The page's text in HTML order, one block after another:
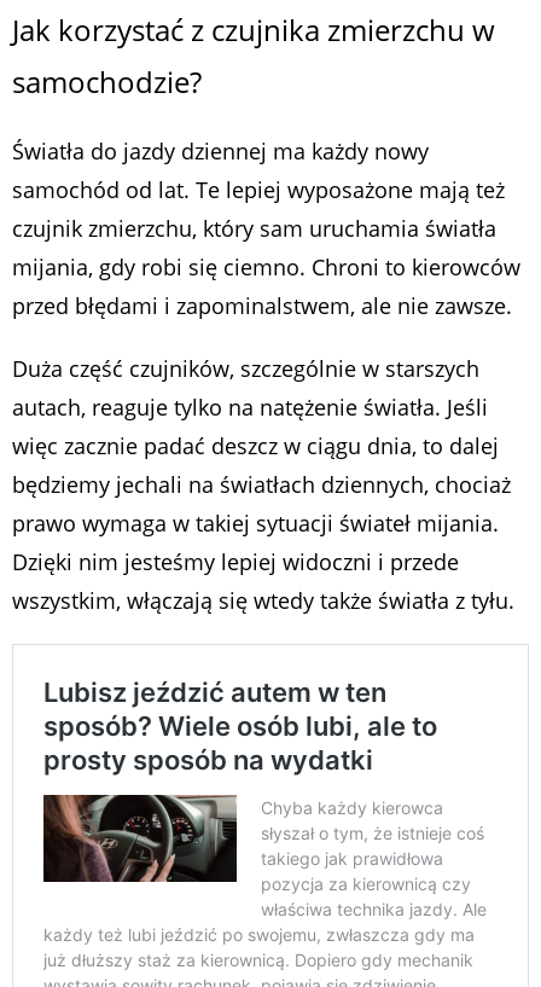
Jak korzystać z czujnika zmierzchu w
samochodzie?
Światła do jazdy dziennej ma każdy nowy
samochód od lat. Te lepiej wyposażone mają też
czujnik zmierzchu, który sam uruchamia światła
mijania, gdy robi się ciemno. Chroni to kierowców
przed błędami i zapominalstwem, ale nie zawsze.
Duża część czujników, szczególnie w starszych
autach, reaguje tylko na natężenie światła. Jeśli
więc zacznie padać deszcz w ciągu dnia, to dalej
będziemy jechali na światłach dziennych, chociaż
prawo wymaga w takiej sytuacji świateł mijania.
Dzięki nim jesteśmy lepiej widoczni i przede
wszystkim, włączają się wtedy także światła z tyłu.